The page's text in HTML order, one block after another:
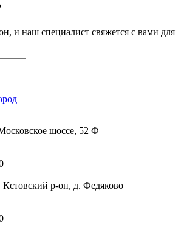
и наш специалист свяжется с вами для
шоссе, 52 Ф
р-он, д. Федяково